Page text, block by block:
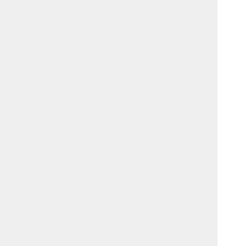
Китай,
Франция,
и
Портфолио
включает в себя
мебели для
с
Edge,
Dama и
BATHROOM c
Academia и